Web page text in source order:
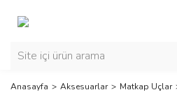
Anasayfa Aksesuarlar Matkap Uçlar